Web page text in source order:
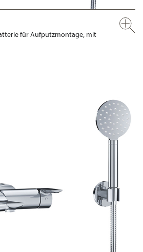
für Aufputzmontage, mit